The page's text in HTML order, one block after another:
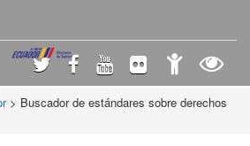
> Buscador de estándares sobre derechos